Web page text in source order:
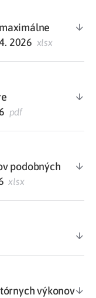
2026 xlsx
pdf
podobných
xlsx
výkonov